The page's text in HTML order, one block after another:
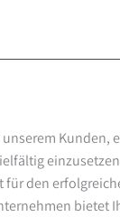
Kunden,
den
bietet